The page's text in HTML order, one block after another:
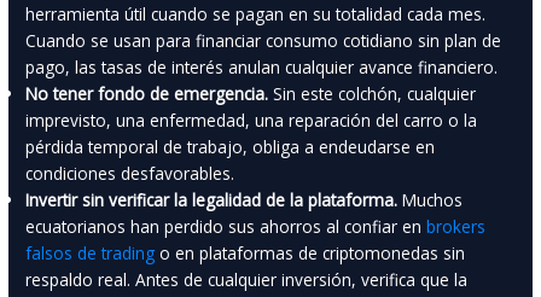
herramienta útil cuando se pagan en su totalidad cada mes.
Cuando se usan para financiar consumo cotidiano sin plan de
pago, las tasas de interés anulan cualquier avance financiero.
No tener fondo de emergencia. Sin este colchón, cualquier
imprevisto, una enfermedad, una reparación del carro o la
pérdida temporal de trabajo, obliga a endeudarse en
condiciones desfavorables.
Invertir sin verificar la legalidad de la plataforma. Muchos
ecuatorianos han perdido sus ahorros al confiar en brokers
falsos de trading o en plataformas de criptomonedas sin
respaldo real. Antes de cualquier inversión, verifica que la